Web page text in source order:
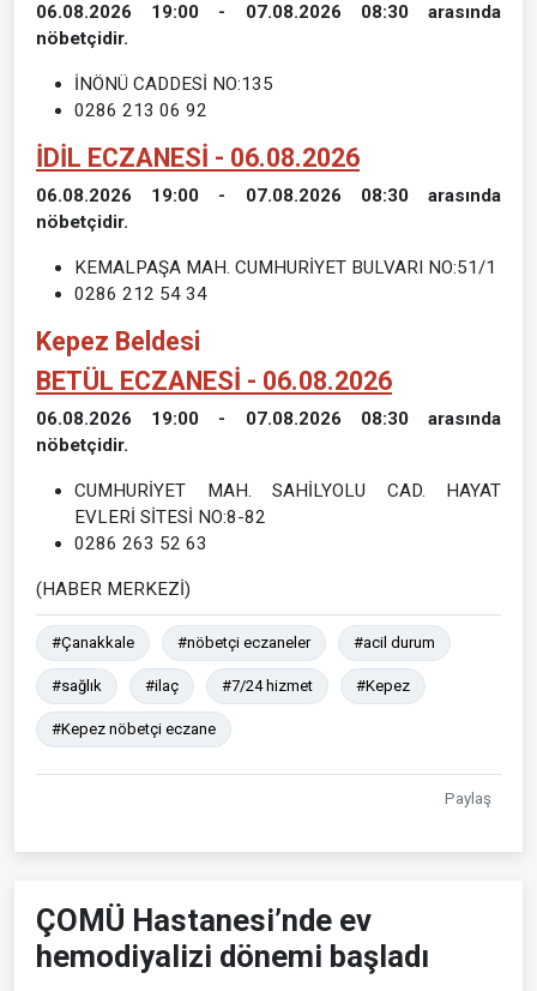
06.08.2026 19:00 - 07.08.2026 08:30 arasında
nöbetçidir.
İNÖNÜ CADDESİ NO:135
0286 213 06 92
İDİL ECZANESİ - 06.08.2026
06.08.2026 19:00 - 07.08.2026 08:30 arasında
nöbetçidir.
KEMALPAŞA MAH. CUMHURİYET BULVARI NO:51/1
0286 212 54 34
Kepez Beldesi
BETÜL ECZANESİ - 06.08.2026
06.08.2026 19:00 - 07.08.2026 08:30 arasında
nöbetçidir.
CUMHURİYET MAH. SAHİLYOLU CAD. HAYAT
EVLERİ SİTESİ NO:8-82
0286 263 52 63
(HABER MERKEZİ)
#Çanakkale #nöbetçi eczaneler #acil durum
#sağlık #ilaç #7/24 hizmet #Kepez
#Kepez nöbetçi eczane
Paylaş
ÇOMÜ Hastanesi’nde ev
hemodiyalizi dönemi başladı